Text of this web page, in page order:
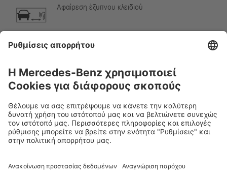
Αφαίρεση έξυπνου κλειδιού
Αέριο κλιματιστικού
Προειδοποίηση, χαμηλή θερμοκρασία